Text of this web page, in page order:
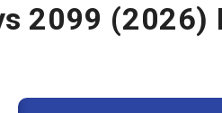
2099 (2026)